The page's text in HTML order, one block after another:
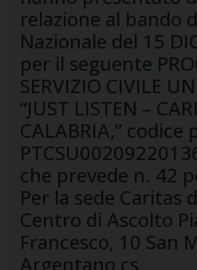
relazione al bando
Nazionale del 15
per il seguente
SERVIZIO CIVILE
“JUST LISTEN –
CALABRIA,”
che prevede n. 42
Per la sede Caritas
Centro di Ascolto
Francesco, 10 San
Argentano cs